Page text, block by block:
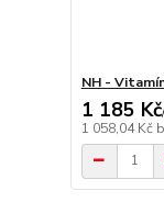
NH -
1 185 Kč/
1 058,04 Kč